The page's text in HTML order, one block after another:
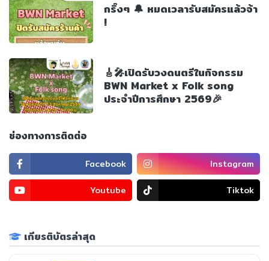
กริ๊งๆ 🔔 หมดเวลารับสมัครแล้วจ้า
!
🎸🎤เปิดรับวงดนตรีในกิจกรรม
BWN Market x Folk song
ประจำปีการศึกษา 2569🎉
ช่องทางการติดต่อ
Facebook
Instagram
Youtube
Tiktok
เกียรติบัตรล่าสุด